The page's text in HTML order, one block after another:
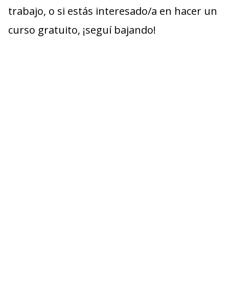
trabajo, o si estás interesado/a en hacer un
curso gratuito, ¡seguí bajando!